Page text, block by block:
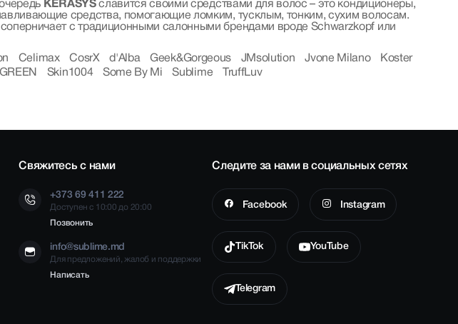
KERASYSславится своими средствами для волос – это кондиционеры,
средства, помогающие ломким, тусклым, тонким, сухим волосам.
с традиционными салонными брендами вроде Schwarzkopf или
Celimax CosrX d'Alba Geek&Gorgeous JMsolution Jvone Milano
Koster
Skin1004 Some By Mi Sublime TruffLuv
Свяжитесь с нами
+373 69 411 222
Доступен с 10:00 до 20:00
Позвонить
info@sublime.md
Для предложений, жалоб и поддержки
Написать
Следите за нами в социальных сетях
Facebook Instagram
TikTok YouTube
Telegram